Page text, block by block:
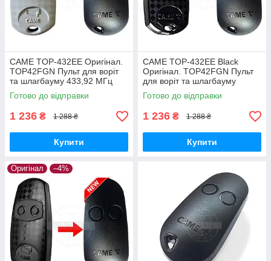
CAME TOP-432EE Оригінал.
TOP42FGN Пульт для воріт
та шлагбауму 433,92 МГц
Готово до відправки
1 236 ₴ 1 288 ₴
Купити
CAME TOP-432EE Black
Оригінал. TOP42FGN Пульт
для воріт та шлагбауму
433,92 МГц
Готово до відправки
1 236 ₴ 1 288 ₴
Купити
Оригінал –4%